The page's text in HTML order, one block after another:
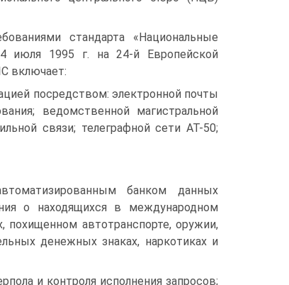
стандарта «Национальные
июля 1995 г. на 24-й Европейской
включает:
посредством: электронной почты
ведомственной магистральной
связи; телеграфной сети АТ-50;
банком данных
о находящихся в международном
похищенном автотранспорте, оружии,
денежных знаках, наркотиках и
и контроля исполнения запросов;